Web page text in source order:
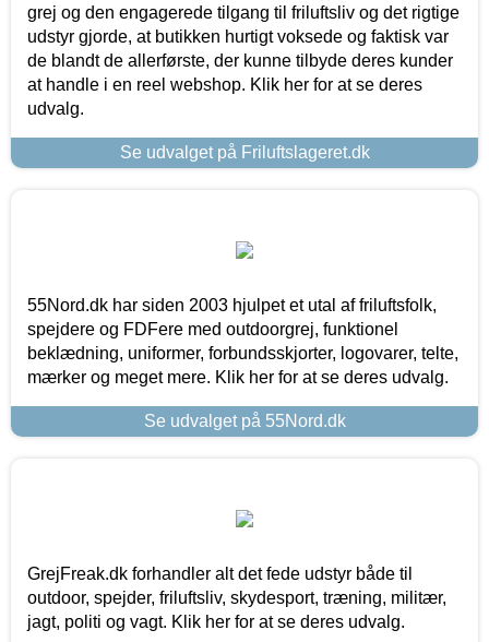
grej og den engagerede tilgang til friluftsliv og det rigtige
udstyr gjorde, at butikken hurtigt voksede og faktisk var
de blandt de allerførste, der kunne tilbyde deres kunder
at handle i en reel webshop. Klik her for at se deres
udvalg.
Se udvalget på Friluftslageret.dk
55Nord.dk har siden 2003 hjulpet et utal af friluftsfolk,
spejdere og FDFere med outdoorgrej, funktionel
beklædning, uniformer, forbundsskjorter, logovarer, telte,
mærker og meget mere. Klik her for at se deres udvalg.
Se udvalget på 55Nord.dk
GrejFreak.dk forhandler alt det fede udstyr både til
outdoor, spejder, friluftsliv, skydesport, træning, militær,
jagt, politi og vagt. Klik her for at se deres udvalg.